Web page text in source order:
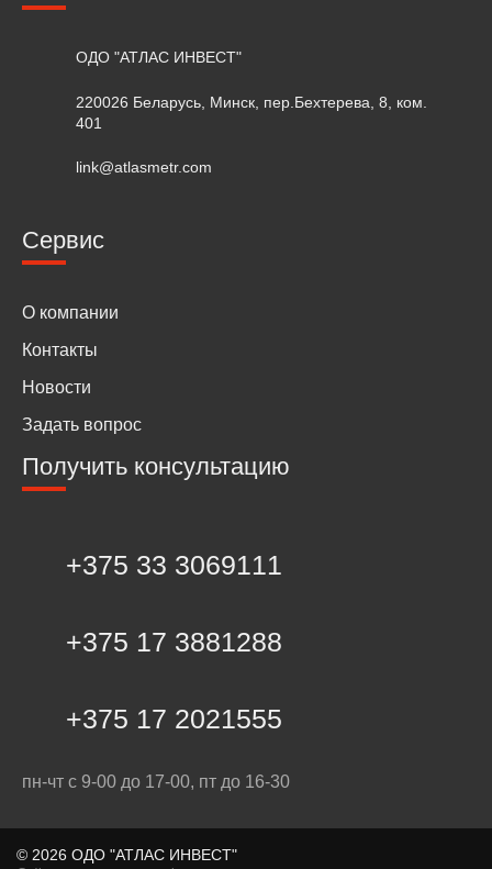
ОДО "АТЛАС ИНВЕСТ"
220026 Беларусь, Минск, пер.Бехтерева, 8, ком.
401
link@atlasmetr.com
Сервис
О компании
Контакты
Новости
Задать вопрос
Получить консультацию
+375 33 3069111
+375 17 3881288
+375 17 2021555
пн-чт с 9-00 до 17-00, пт до 16-30
© 2026 ОДО "АТЛАС ИНВЕСТ"